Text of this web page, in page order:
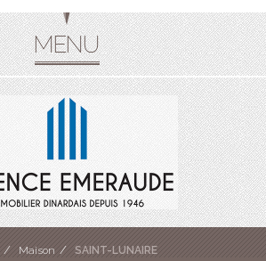
Maison SAINT-LUNAIRE